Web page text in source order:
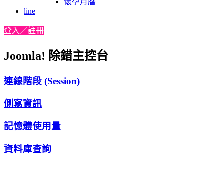
懷孕月曆
line
登入／註冊
Joomla! 除錯主控台
連線階段 (Session)
側寫資訊
記憶體使用量
資料庫查詢